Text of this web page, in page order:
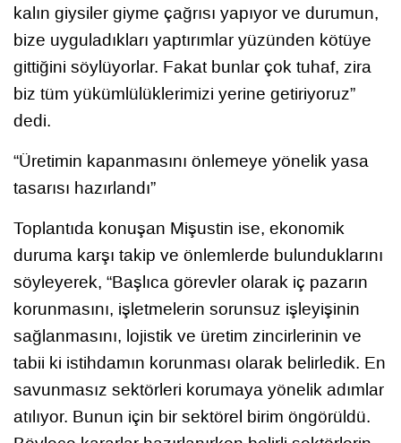
kalın giysiler giyme çağrısı yapıyor ve durumun,
bize uyguladıkları yaptırımlar yüzünden kötüye
gittiğini söylüyorlar. Fakat bunlar çok tuhaf, zira
biz tüm yükümlülüklerimizi yerine getiriyoruz”
dedi.
“Üretimin kapanmasını önlemeye yönelik yasa
tasarısı hazırlandı”
Toplantıda konuşan Mişustin ise, ekonomik
duruma karşı takip ve önlemlerde bulunduklarını
söyleyerek, “Başlıca görevler olarak iç pazarın
korunmasını, işletmelerin sorunsuz işleyişinin
sağlanmasını, lojistik ve üretim zincirlerinin ve
tabii ki istihdamın korunması olarak belirledik. En
savunmasız sektörleri korumaya yönelik adımlar
atılıyor. Bunun için bir sektörel birim öngörüldü.